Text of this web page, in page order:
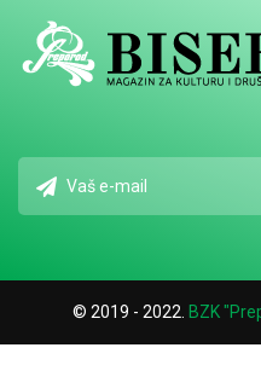
© 2019 - 2022. BZK